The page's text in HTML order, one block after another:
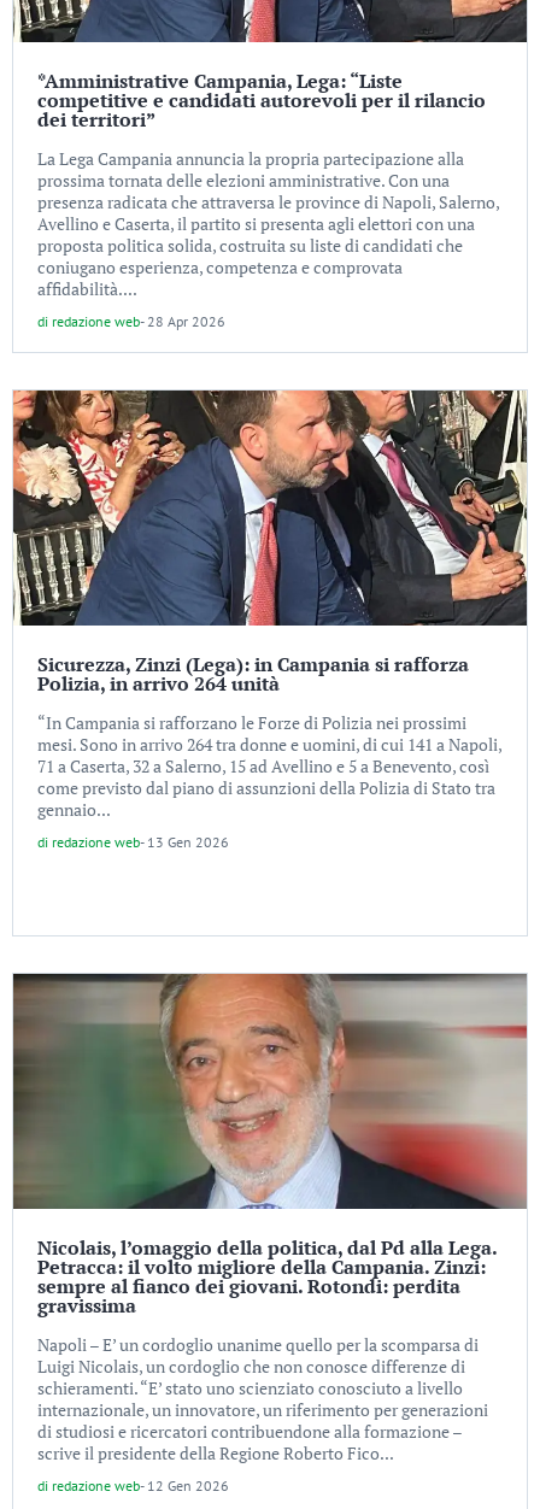
*Amministrative Campania, Lega: “Liste
competitive e candidati autorevoli per il rilancio
dei territori”
La Lega Campania annuncia la propria partecipazione alla
prossima tornata delle elezioni amministrative. Con una
presenza radicata che attraversa le province di Napoli, Salerno,
Avellino e Caserta, il partito si presenta agli elettori con una
proposta politica solida, costruita su liste di candidati che
coniugano esperienza, competenza e comprovata
affidabilità....
di redazione web- 28 Apr 2026
Sicurezza, Zinzi (Lega): in Campania si rafforza
Polizia, in arrivo 264 unità
“In Campania si rafforzano le Forze di Polizia nei prossimi
mesi. Sono in arrivo 264 tra donne e uomini, di cui 141 a Napoli,
71 a Caserta, 32 a Salerno, 15 ad Avellino e 5 a Benevento, così
come previsto dal piano di assunzioni della Polizia di Stato tra
gennaio...
di redazione web- 13 Gen 2026
Nicolais, l’omaggio della politica, dal Pd alla Lega.
Petracca: il volto migliore della Campania. Zinzi:
sempre al fianco dei giovani. Rotondi: perdita
gravissima
Napoli – E’ un cordoglio unanime quello per la scomparsa di
Luigi Nicolais, un cordoglio che non conosce differenze di
schieramenti. “E’ stato uno scienziato conosciuto a livello
internazionale, un innovatore, un riferimento per generazioni
di studiosi e ricercatori contribuendone alla formazione –
scrive il presidente della Regione Roberto Fico...
di redazione web- 12 Gen 2026